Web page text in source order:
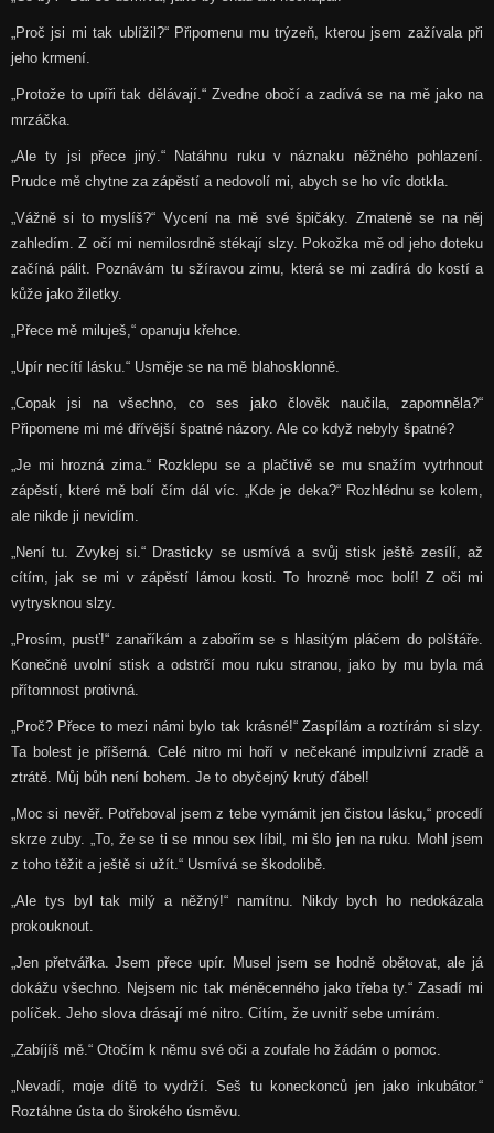
„Proč jsi mi tak ublížil?“ Připomenu mu trýzeň, kterou jsem zažívala při
jeho krmení.
„Protože to upíři tak dělávají.“ Zvedne obočí a zadívá se na mě jako na
mrzáčka.
„Ale ty jsi přece jiný.“ Natáhnu ruku v náznaku něžného pohlazení.
Prudce mě chytne za zápěstí a nedovolí mi, abych se ho víc dotkla.
„Vážně si to myslíš?“ Vycení na mě své špičáky. Zmateně se na něj
zahledím. Z očí mi nemilosrdně stékají slzy. Pokožka mě od jeho doteku
začíná pálit. Poznávám tu sžíravou zimu, která se mi zadírá do kostí a
kůže jako žiletky.
„Přece mě miluješ,“ opanuju křehce.
„Upír necítí lásku.“ Usměje se na mě blahosklonně.
„Copak jsi na všechno, co ses jako člověk naučila, zapomněla?“
Připomene mi mé dřívější špatné názory. Ale co když nebyly špatné?
„Je mi hrozná zima.“ Rozklepu se a plačtivě se mu snažím vytrhnout
zápěstí, které mě bolí čím dál víc. „Kde je deka?“ Rozhlédnu se kolem,
ale nikde ji nevidím.
„Není tu. Zvykej si.“ Drasticky se usmívá a svůj stisk ještě zesílí, až
cítím, jak se mi v zápěstí lámou kosti. To hrozně moc bolí! Z oči mi
vytrysknou slzy.
„Prosím, pusť!“ zanaříkám a zabořím se s hlasitým pláčem do polštáře.
Konečně uvolní stisk a odstrčí mou ruku stranou, jako by mu byla má
přítomnost protivná.
„Proč? Přece to mezi námi bylo tak krásné!“ Zaspílám a roztírám si slzy.
Ta bolest je příšerná. Celé nitro mi hoří v nečekané impulzivní zradě a
ztrátě. Můj bůh není bohem. Je to obyčejný krutý ďábel!
„Moc si nevěř. Potřeboval jsem z tebe vymámit jen čistou lásku,“ procedí
skrze zuby. „To, že se ti se mnou sex líbil, mi šlo jen na ruku. Mohl jsem
z toho těžit a ještě si užít.“ Usmívá se škodolibě.
„Ale tys byl tak milý a něžný!“ namítnu. Nikdy bych ho nedokázala
prokouknout.
„Jen přetvářka. Jsem přece upír. Musel jsem se hodně obětovat, ale já
dokážu všechno. Nejsem nic tak méněcenného jako třeba ty.“ Zasadí mi
políček. Jeho slova drásají mé nitro. Cítím, že uvnitř sebe umírám.
„Zabíjíš mě.“ Otočím k němu své oči a zoufale ho žádám o pomoc.
„Nevadí, moje dítě to vydrží. Seš tu koneckonců jen jako inkubátor.“
Roztáhne ústa do širokého úsměvu.